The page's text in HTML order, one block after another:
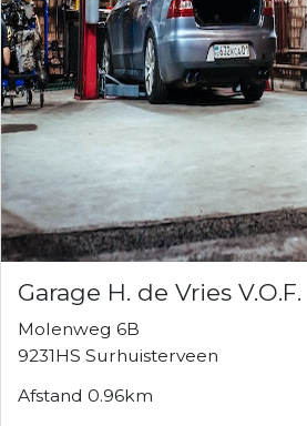
Garage H. de Vries V.O.F.
Molenweg 6B
9231HS Surhuisterveen
Afstand 0.96km